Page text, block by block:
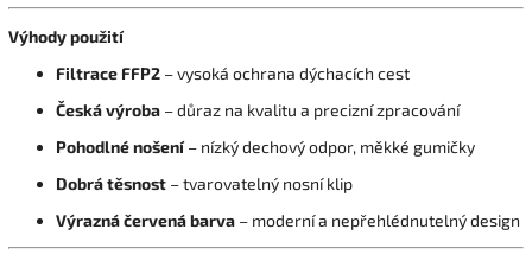
Výhody použití
Filtrace FFP2 – vysoká ochrana dýchacích cest
Česká výroba – důraz na kvalitu a precizní zpracování
Pohodlné nošení– nízký dechový odpor, měkké gumičky
Dobrá těsnost – tvarovatelný nosní klip
Výrazná červená barva – moderní a nepřehlédnutelný design